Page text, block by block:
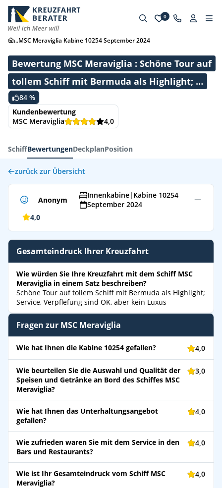
0
...MSC Meraviglia Kabine 10254 September 2024
Bewertung MSC Meraviglia : Schöne Tour auf
tollem Schiff mit Bermuda als Highlight; …
84 %
Kundenbewertung
MSC Meraviglia
4,0
SchiffBewertungenDeckplanPosition
zurück zur Übersicht
Anonym Innenkabine| Kabine 10254
September 2024
4,0
Gesamteindruck Ihrer Kreuzfahrt
Wie würden Sie Ihre Kreuzfahrt mit dem Schiff MSC
Meraviglia in einem Satz beschreiben?
Schöne Tour auf tollem Schiff mit Bermuda als Highlight;
Service, Verpflefung sind OK, aber kein Luxus
Fragen zur MSC Meraviglia
Wie hat Ihnen die Kabine 10254 gefallen? 4,0
Wie beurteilen Sie die Auswahl und Qualität der
Speisen und Getränke an Bord des Schiffes MSC
Meraviglia?
3,0
Wie hat Ihnen das Unterhaltungsangebot
gefallen?
4,0
Wie zufrieden waren Sie mit dem Service in den
Bars und Restaurants?
4,0
Wie ist Ihr Gesamteindruck vom Schiff MSC
Meraviglia?
4,0